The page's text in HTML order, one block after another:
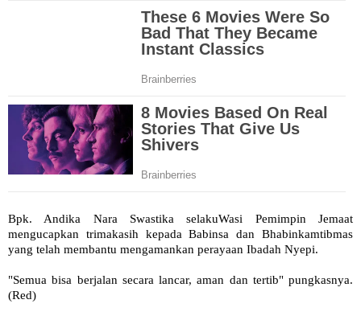
Bpk. Andika Nara Swastika selakuWasi Pemimpin Jemaat
mengucapkan trimakasih kepada Babinsa dan Bhabinkamtibmas
yang telah membantu mengamankan perayaan Ibadah Nyepi.
"Semua bisa berjalan secara lancar, aman dan tertib" pungkasnya.
(Red)